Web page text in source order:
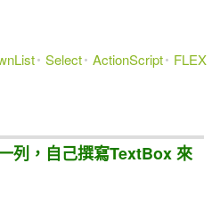
Select ActionScript FLEX
列，自己撰寫TextBox 來